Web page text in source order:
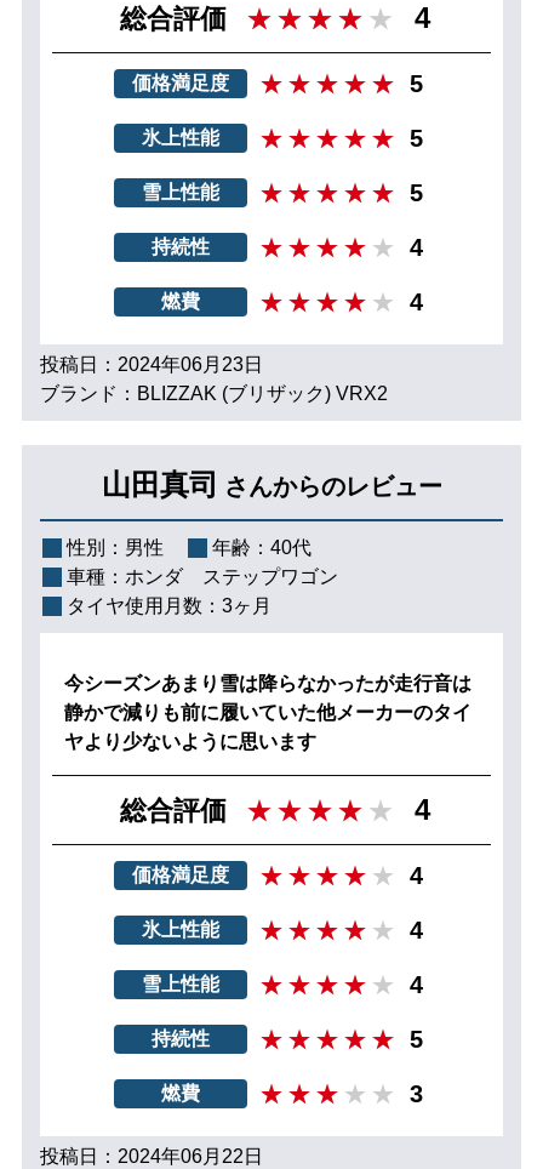
総合評価 4
価格満足度 5
氷上性能 5
雪上性能 5
持続性 4
燃費 4
投稿日：2024年06月23日
ブランド：BLIZZAK (ブリザック) VRX2
山田真司 さんからのレビュー
性別： 男性 年齢： 40代
車種： ホンダ ステップワゴン
タイヤ使用月数： 3ヶ月
今シーズンあまり雪は降らなかったが走行音は
静かで減りも前に履いていた他メーカーのタイ
ヤより少ないように思います
総合評価 4
価格満足度 4
氷上性能 4
雪上性能 4
持続性 5
燃費 3
投稿日：2024年06月22日